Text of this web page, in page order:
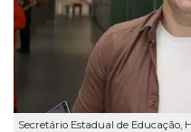
Secretário Estadual de Educação,